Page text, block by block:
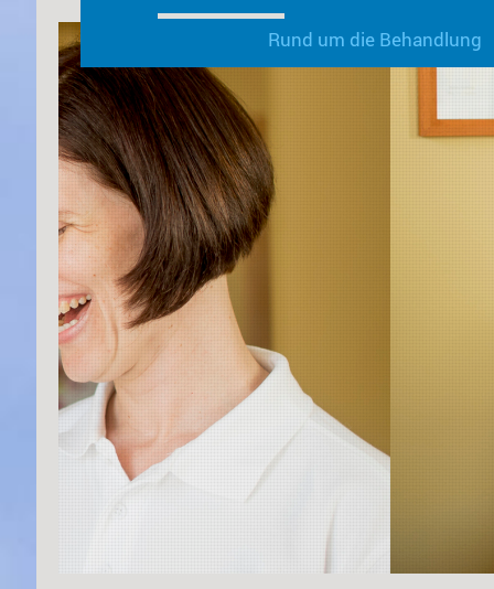
Rund um die Behandlung